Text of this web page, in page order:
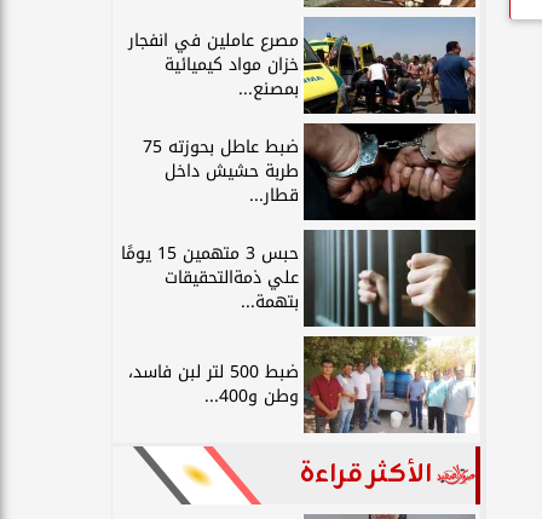
مصرع عاملين في انفجار
خزان مواد كيميائية
بمصنع...
ضبط عاطل بحوزته 75
طربة حشيش داخل
قطار...
حبس 3 متهمين 15 يومًا
علي ذمةالتحقيقات
بتهمة...
ضبط 500 لتر لبن فاسد،
وطن و400...
الأكثر قراءة